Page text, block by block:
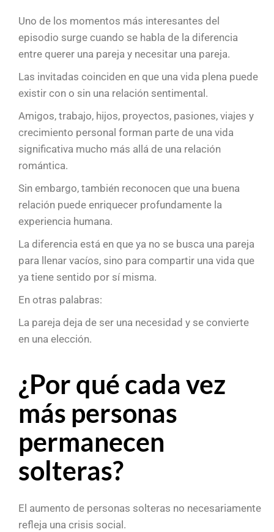
Uno de los momentos más interesantes del
episodio surge cuando se habla de la diferencia
entre querer una pareja y necesitar una pareja.
Las invitadas coinciden en que una vida plena puede
existir con o sin una relación sentimental.
Amigos, trabajo, hijos, proyectos, pasiones, viajes y
crecimiento personal forman parte de una vida
significativa mucho más allá de una relación
romántica.
Sin embargo, también reconocen que una buena
relación puede enriquecer profundamente la
experiencia humana.
La diferencia está en que ya no se busca una pareja
para llenar vacíos, sino para compartir una vida que
ya tiene sentido por sí misma.
En otras palabras:
La pareja deja de ser una necesidad y se convierte
en una elección.
¿Por qué cada vez
más personas
permanecen
solteras?
El aumento de personas solteras no necesariamente
refleja una crisis social.